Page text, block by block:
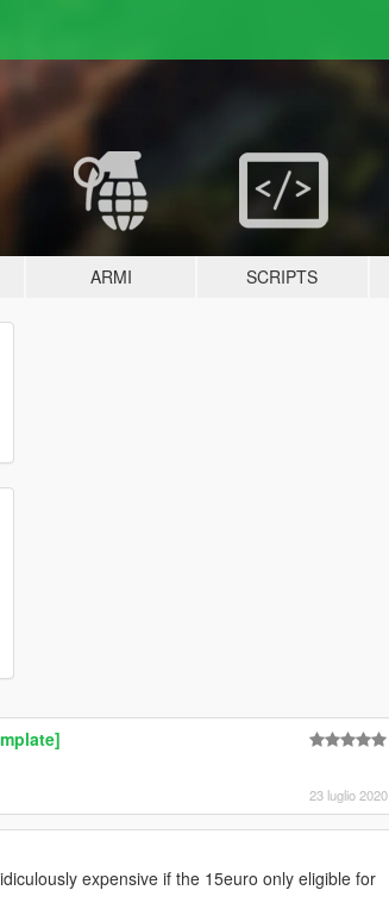
ARMI SCRIPTS
23 luglio 2020
expensive if the 15euro only eligible for